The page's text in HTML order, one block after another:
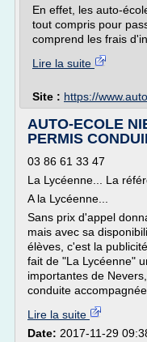
En effet, les auto-
tout compris pour
comprend les frais
Lire la suite
Site : https://
AUTO-ECOLE
PERMIS
03 86 61 33 47
La Lycéenne... La
A la Lycéenne...
Sans prix d'appel
mais avec sa
élèves, c'est la
fait de "La Lycéenne"
importantes de
conduite accompagnée
Lire la suite
Date: 2017-11-29